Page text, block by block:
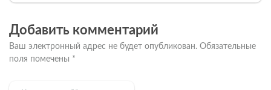
Добавить комментарий
Ваш электронный адрес не будет опубликован. Обязательные
поля помечены *